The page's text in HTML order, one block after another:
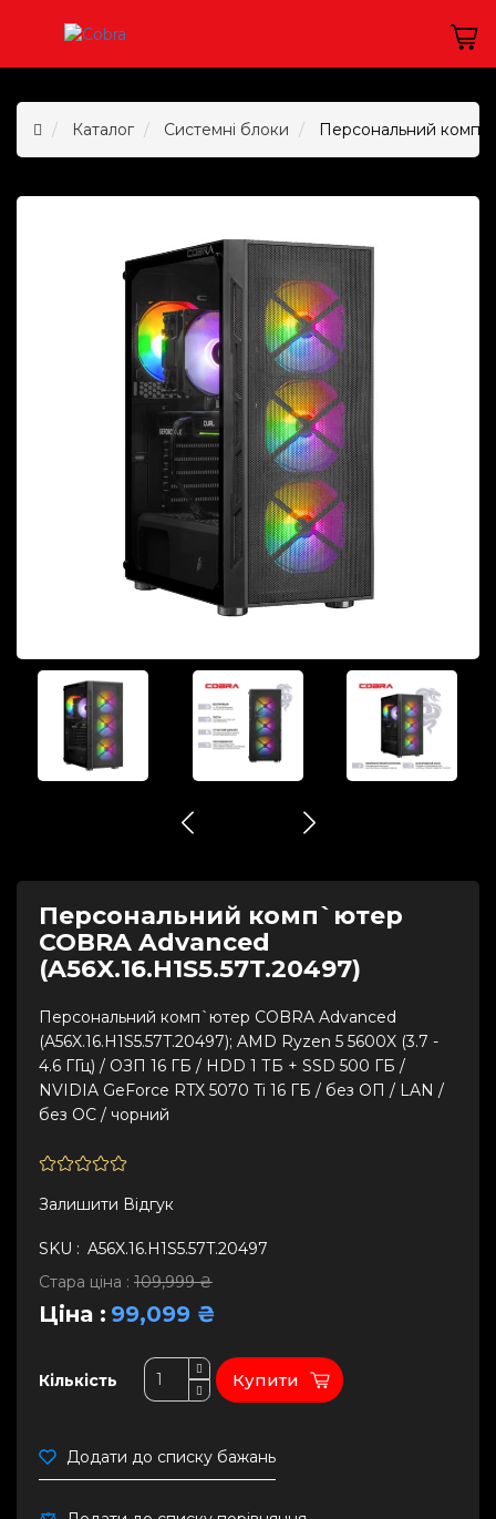
Каталог Системні блоки Персональний
Персональний комп`ютер
COBRA Advanced
(A56X.16.H1S5.57T.20497)
Персональний комп`ютер COBRA Advanced
(A56X.16.H1S5.57T.20497); AMD Ryzen 5 5600X (3.7 -
4.6 ГГц) / ОЗП 16 ГБ / HDD 1 ТБ + SSD 500 ГБ /
NVIDIA GeForce RTX 5070 Ti 16 ГБ / без ОП / LAN /
без ОС / чорний
Залишити Вiдгук
SKU : A56X.16.H1S5.57T.20497
Стара ціна : 109,999 ₴
Ціна : 99,099 ₴
Кількість Купити
Додати до списку бажань